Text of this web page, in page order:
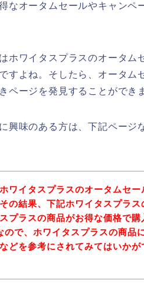
なオータムセールやキャンペ
ホワイタスプラスのオータム
すよね。そしたら、オータム
ページを発見することができ
興味のある方は、下記ページ
ワイタスプラスのオータムセー
の結果、下記ホワイタスプラス
プラスの商品がお得な価格で購
ので、ホワイタスプラスの商品
どを参考にされてみてはいかが